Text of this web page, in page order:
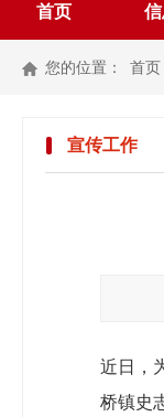
首页
您的位置： 首页
宣传工作
近日，
桥镇史